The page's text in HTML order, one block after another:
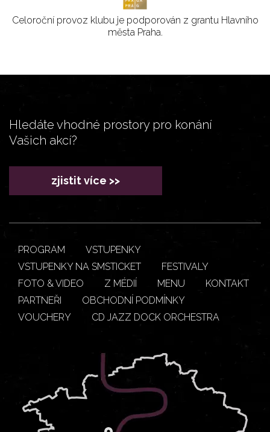
Celoroční provoz klubu je podporován z grantu Hlavního
města Praha.
Hledáte vhodné prostory pro konání
Vašich akcí?
zjistit více >>
PROGRAM
VSTUPENKY
VSTUPENKY NA SMSTICKET
FESTIVALY
FOTO & VIDEO
Z MÉDIÍ MENU
KONTAKT
PARTNEŘI
OBCHODNÍ PODMÍNKY
VOUCHERY
CD JAZZ DOCK ORCHESTRA